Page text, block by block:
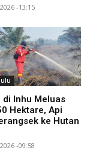
-13:15
di Inhu Meluas
Hektare, Api
ke Hutan
-09:58